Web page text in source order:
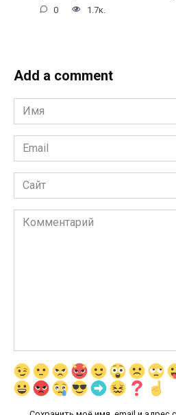
0 1.7к.
Add a comment
Имя
*
Email
*
Сайт
Комментарий